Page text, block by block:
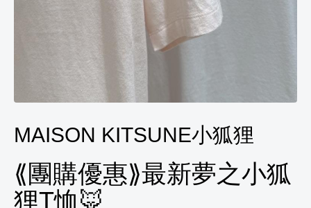
MAISON KITSUNE小狐狸
⟪團購優惠⟫最新夢之小狐
狸T恤🦊